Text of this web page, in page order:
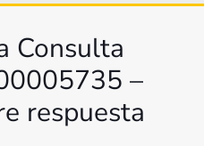
Consulta
–
respuesta